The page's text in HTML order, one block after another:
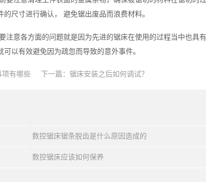
尺寸进行确认， 避免锯出废品而浪费材料。
意各方面的问题就是因为先进的锯床在使用的过程当中也具有
以有效避免因为疏忽而导致的意外事件。
项有哪些 下一篇： 锯床安装之后如何调试？
数控锯床锯条脱齿是什么原因造成的
数控锯床应该如何保养